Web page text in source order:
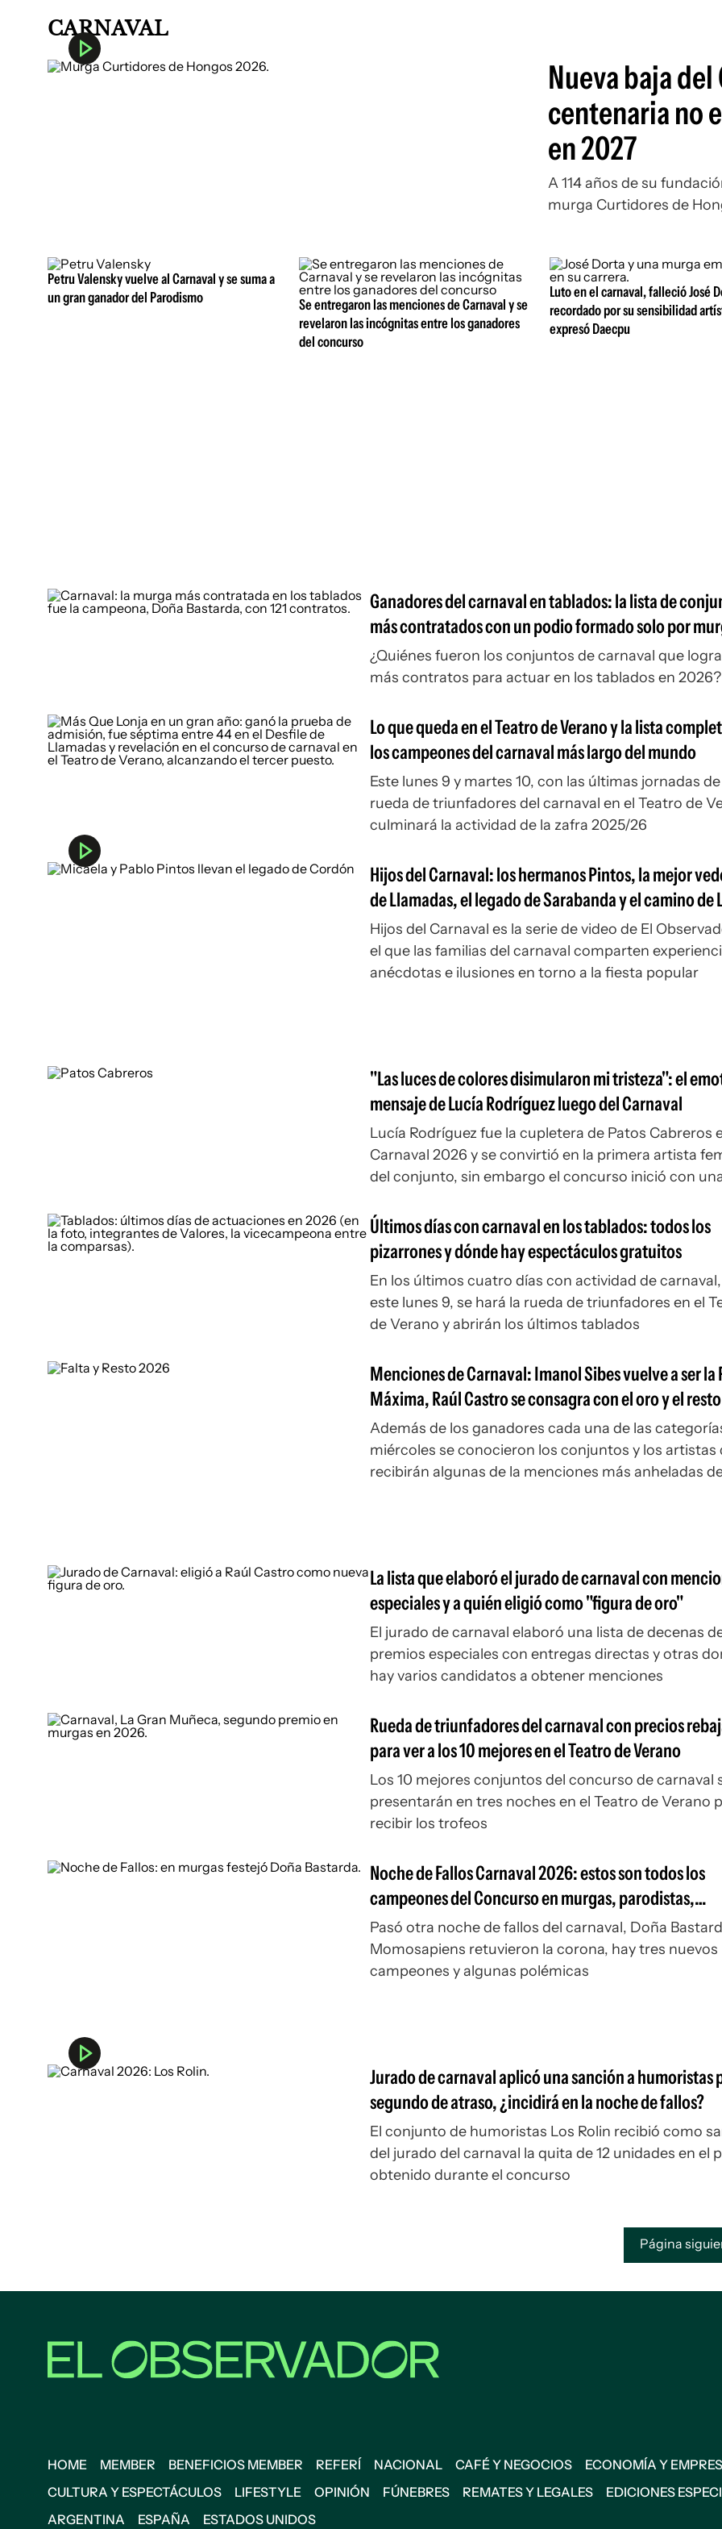
CARNAVAL
Nueva baja
centenaria no
en 2027
A 114 años de su
murga Curtidores de
Petru Valensky vuelve al Carnaval y se suma a
un gran ganador del Parodismo
Se entregaron las menciones de Carnaval y se
revelaron las incógnitas entre los ganadores
del concurso
Luto en el carnaval, falleció José
recordado por su sensibilidad
expresó Daecpu
Ganadores del carnaval en tablados: la lista de
más contratados con un podio formado solo por
¿Quiénes fueron los conjuntos de carnaval que
más contratos para actuar en los tablados en 2026?
Lo que queda en el Teatro de Verano y la lista
los campeones del carnaval más largo del mundo
Este lunes 9 y martes 10, con las últimas jornadas de
rueda de triunfadores del carnaval en el Teatro de
culminará la actividad de la zafra 2025/26
Hijos del Carnaval: los hermanos Pintos, la mejor
de Llamadas, el legado de Sarabanda y el camino de
del Cordón
Hijos del Carnavales la serie de video de El
el que las familias del carnaval comparten
anécdotas e ilusiones en torno a la fiesta popular
"Las luces de colores disimularon mi tristeza": el
mensaje de Lucía Rodríguez luego del Carnaval
Lucía Rodríguez fue la cupletera de Patos Cabreros
Carnaval 2026 y se convirtió en la primera artista
del conjunto, sin embargo el concurso inició con
Últimos días con carnaval en los tablados: todos los
pizarrones y dónde hay espectáculos gratuitos
En los últimos cuatro días con actividad de
este lunes 9, se hará la rueda de triunfadores en el
de Verano y abrirán los últimos tablados
Menciones de Carnaval: Imanol Sibes vuelve a ser la
Máxima, Raúl Castro se consagra con el oro y el resto
ternados que esperan llevarse el premio
Además de los ganadores cada una de las
miércoles se conocieron los conjuntos y los artistas
recibirán algunas de la menciones más anheladas
La lista que elaboró el jurado de carnaval con
especiales y a quién eligió como "figura de oro"
El jurado de carnaval elaboró una lista de decenas
premios especiales con entregas directas y otras
hay varios candidatos a obtener menciones
Rueda de triunfadores del carnaval con precios
para ver a los 10 mejores en el Teatro de Verano
Los 10 mejores conjuntos del concurso de carnaval
presentarán en tres noches en el Teatro de Verano
recibir los trofeos
Noche de Fallos Carnaval 2026: estos son todos los
campeones del Concurso en murgas, parodistas,
humoristas, revistas y comparsas
Pasó otra noche de fallos del carnaval, Doña
Momosapiens retuvieron la corona, hay tres nuevos
campeones y algunas polémicas
Jurado de carnaval aplicó una sanción a humoristas
segundo de atraso, ¿incidirá en la noche de fallos?
El conjunto de humoristas Los Rolin recibió como
del jurado del carnaval la quita de 12 unidades en el
obtenido durante el concurso
Página
HOME MEMBER BENEFICIOS MEMBER REFERÍ NACIONAL CAFÉ Y NEGOCIOS ECONOMÍA Y
CULTURA Y ESPECTÁCULOS
LIFESTYLE OPINIÓN FÚNEBRES REMATES Y LEGALES EDICIONES
ARGENTINA
ESPAÑA ESTADOS UNIDOS